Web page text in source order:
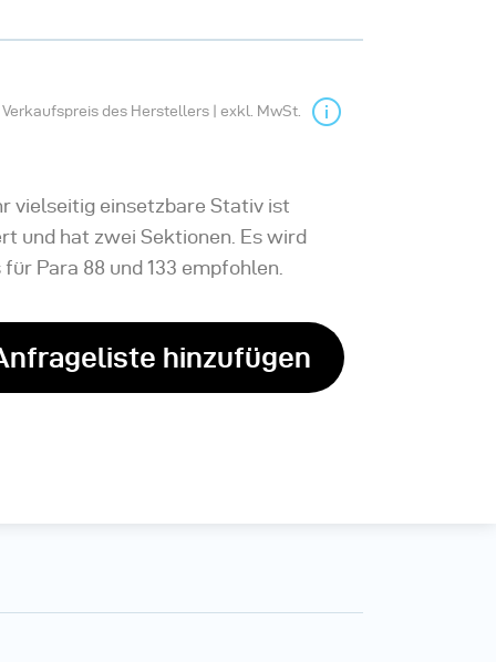
des Herstellers | exkl. MwSt.
vielseitig einsetzbare Stativ ist
und hat zwei Sektionen. Es wird
Para 88 und 133 empfohlen.
hinzufügen